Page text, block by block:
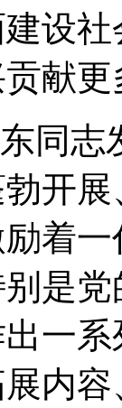
设
献
同志
开
着
是
一
内